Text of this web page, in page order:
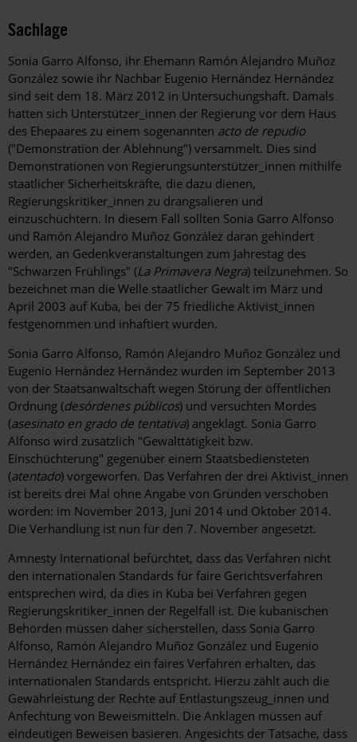
Sachlage
Sonia Garro Alfonso, ihr Ehemann Ramón Alejandro Muñoz
González sowie ihr Nachbar Eugenio Hernández Hernández
sind seit dem 18. März 2012 in Untersuchungshaft. Damals
hatten sich Unterstützer_innen der Regierung vor dem Haus
des Ehepaares zu einem sogenannten acto de repudio
("Demonstration der Ablehnung") versammelt. Dies sind
Demonstrationen von Regierungsunterstützer_innen mithilfe
staatlicher Sicherheitskräfte, die dazu dienen,
Regierungskritiker_innen zu drangsalieren und
einzuschüchtern. In diesem Fall sollten Sonia Garro Alfonso
und Ramón Alejandro Muñoz González daran gehindert
werden, an Gedenkveranstaltungen zum Jahrestag des
"Schwarzen Frühlings" (La Primavera Negra) teilzunehmen. So
bezeichnet man die Welle staatlicher Gewalt im März und
April 2003 auf Kuba, bei der 75 friedliche Aktivist_innen
festgenommen und inhaftiert wurden.
Sonia Garro Alfonso, Ramón Alejandro Muñoz González und
Eugenio Hernández Hernández wurden im September 2013
von der Staatsanwaltschaft wegen Störung der öffentlichen
Ordnung (desórdenes públicos) und versuchten Mordes
(asesinato en grado de tentativa) angeklagt. Sonia Garro
Alfonso wird zusätzlich "Gewalttätigkeit bzw.
Einschüchterung" gegenüber einem Staatsbediensteten
(atentado) vorgeworfen. Das Verfahren der drei Aktivist_innen
ist bereits drei Mal ohne Angabe von Gründen verschoben
worden: im November 2013, Juni 2014 und Oktober 2014.
Die Verhandlung ist nun für den 7. November angesetzt.
Amnesty International befürchtet, dass das Verfahren nicht
den internationalen Standards für faire Gerichtsverfahren
entsprechen wird, da dies in Kuba bei Verfahren gegen
Regierungskritiker_innen der Regelfall ist. Die kubanischen
Behörden müssen daher sicherstellen, dass Sonia Garro
Alfonso, Ramón Alejandro Muñoz González und Eugenio
Hernández Hernández ein faires Verfahren erhalten, das
internationalen Standards entspricht. Hierzu zählt auch die
Gewährleistung der Rechte auf Entlastungszeug_innen und
Anfechtung von Beweismitteln. Die Anklagen müssen auf
eindeutigen Beweisen basieren. Angesichts der Tatsache, dass